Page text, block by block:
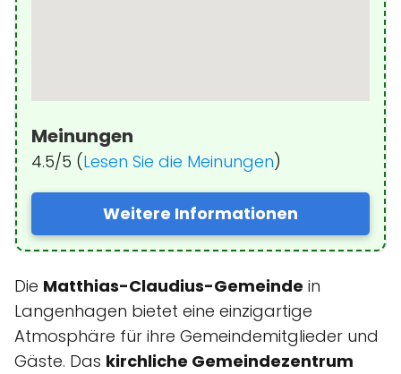
Meinungen
4.5/5 (Lesen Sie die Meinungen)
Weitere Informationen
Die Matthias-Claudius-Gemeinde in
Langenhagen bietet eine einzigartige
Atmosphäre für ihre Gemeindemitglieder und
Gäste. Das kirchliche Gemeindezentrum